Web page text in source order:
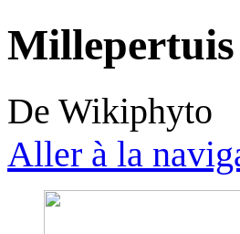
Millepertuis
De Wikiphyto
Aller à la